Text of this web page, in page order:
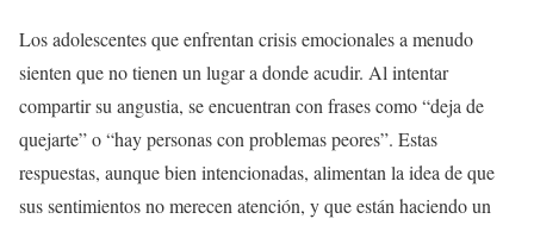
Los adolescentes que enfrentan crisis emocionales a menudo
sienten que no tienen un lugar a donde acudir. Al intentar
compartir su angustia, se encuentran con frases como “deja de
quejarte” o “hay personas con problemas peores”. Estas
respuestas, aunque bien intencionadas, alimentan la idea de que
sus sentimientos no merecen atención, y que están haciendo un